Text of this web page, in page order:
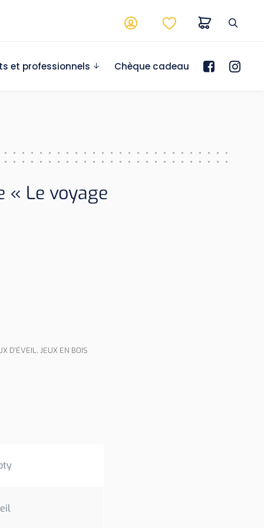
et professionnels Chèque cadeau
« Le voyage
D'ÉVEIL, JEUX EN BOIS